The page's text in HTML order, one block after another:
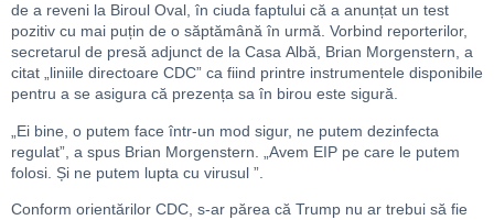
de a reveni la Biroul Oval, în ciuda faptului că a anunțat un test
pozitiv cu mai puțin de o săptămână în urmă. Vorbind reporterilor,
secretarul de presă adjunct de la Casa Albă, Brian Morgenstern, a
citat „liniile directoare CDC” ca fiind printre instrumentele disponibile
pentru a se asigura că prezența sa în birou este sigură.
„Ei bine, o putem face într-un mod sigur, ne putem dezinfecta
regulat”, a spus Brian Morgenstern. „Avem EIP pe care le putem
folosi. Și ne putem lupta cu virusul ”.
Conform orientărilor CDC, s-ar părea că Trump nu ar trebui să fie